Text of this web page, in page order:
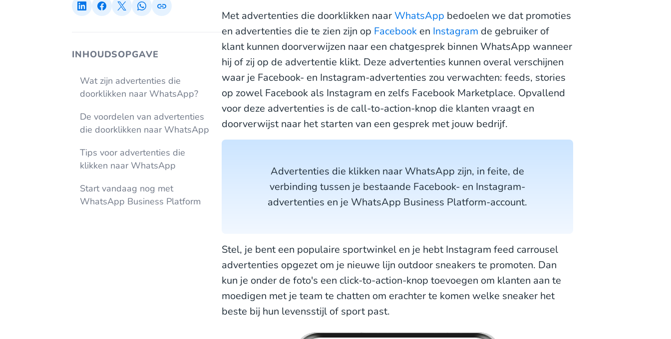
INHOUDSOPGAVE
Wat zijn advertenties die
doorklikken naar WhatsApp?
De voordelen van advertenties
die doorklikken naar WhatsApp
Tips voor advertenties die
klikken naar WhatsApp
Start vandaag nog met
WhatsApp Business Platform
Met advertenties die doorklikken naar WhatsApp bedoelen we dat promoties
en advertenties die te zien zijn op Facebook en Instagram de gebruiker of
klant kunnen doorverwijzen naar een chatgesprek binnen WhatsApp wanneer
hij of zij op de advertentie klikt. Deze advertenties kunnen overal verschijnen
waar je Facebook- en Instagram-advertenties zou verwachten: feeds, stories
op zowel Facebook als Instagram en zelfs Facebook Marketplace. Opvallend
voor deze advertenties is de call-to-action-knop die klanten vraagt en
doorverwijst naar het starten van een gesprek met jouw bedrijf.
Advertenties die klikken naar WhatsApp zijn, in feite, de
verbinding tussen je bestaande Facebook- en Instagram-
advertenties en je WhatsApp Business Platform-account.
Stel, je bent een populaire sportwinkel en je hebt Instagram feed carrousel
advertenties opgezet om je nieuwe lijn outdoor sneakers te promoten. Dan
kun je onder de foto's een click-to-action-knop toevoegen om klanten aan te
moedigen met je team te chatten om erachter te komen welke sneaker het
beste bij hun levensstijl of sport past.